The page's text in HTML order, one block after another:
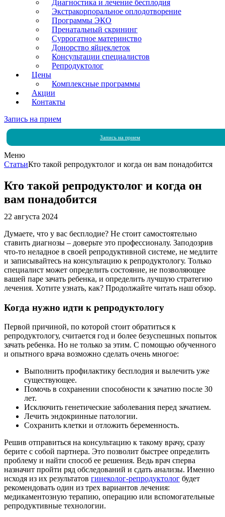
Диагностика и лечение бесплодия
Экстракорпоральное оплодотворение
Программы ЭКО
Пренатальный скрининг
Суррогатное материнство
Донорство яйцеклеток
Консультации специалистов
Репродуктолог
Цены
Комплексные программы
Акции
Контакты
Запись на прием
Запись на прием
Меню
СтатьиКто такой репродуктолог и когда он вам понадобится
Кто такой репродуктолог и когда он
вам понадобится
22 августа 2024
Думаете, что у вас бесплодие? Не стоит самостоятельно
ставить диагнозы – доверьте это профессионалу. Заподозрив
что-то неладное в своей репродуктивной системе, не медлите
и записывайтесь на консультацию к репродуктологу. Только
специалист может определить состояние, не позволяющее
вашей паре зачать ребенка, и определить лучшую стратегию
лечения. Хотите узнать, как? Продолжайте читать наш обзор.
Когда нужно идти к репродуктологу
Первой причиной, по которой стоит обратиться к
репродуктологу, считается год и более безуспешных попыток
зачать ребенка. Но не только за этим. С помощью обученного
и опытного врача возможно сделать очень многое:
Выполнить профилактику бесплодия и вылечить уже
существующее.
Помочь в сохранении способности к зачатию после 30
лет.
Исключить генетические заболевания перед зачатием.
Лечить эндокринные патологии.
Сохранить клетки и отложить беременность.
Решив отправиться на консультацию к такому врачу, сразу
берите с собой партнера. Это позволит быстрее определить
проблему и найти способ ее решения. Ведь врач сперва
назначит пройти ряд обследований и сдать анализы. Именно
исходя из их результатов гинеколог-репродуктолог будет
рекомендовать один из трех вариантов лечения:
медикаментозную терапию, операцию или вспомогательные
репродуктивные технологии.